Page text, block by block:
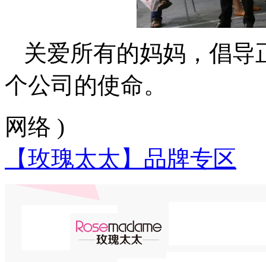
关爱所有的妈妈，倡
个公司的使命。
网络 )
【玫瑰太太】品牌专区